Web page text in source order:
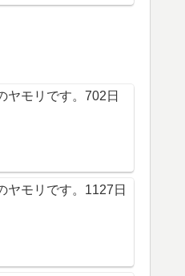
ヤモリです。702日
ヤモリです。1127日